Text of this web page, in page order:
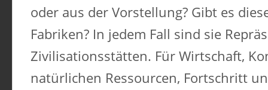
oder aus der Vorstellung? Gibt es
Fabriken? In jedem Fall sind sie
Zivilisationsstätten. Für Wirtschaft,
natürlichen Ressourcen, Fortschritt